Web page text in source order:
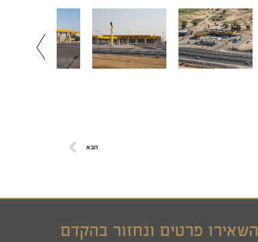
הבא
השאירו פרטים ונחזור בהקדם